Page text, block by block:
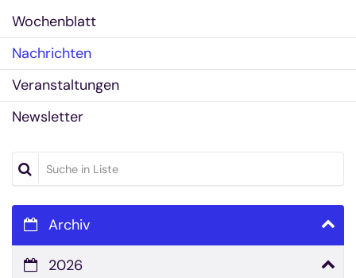
Wochenblatt
Nachrichten
Veranstaltungen
Newsletter
Suche in Liste
Archiv
2026